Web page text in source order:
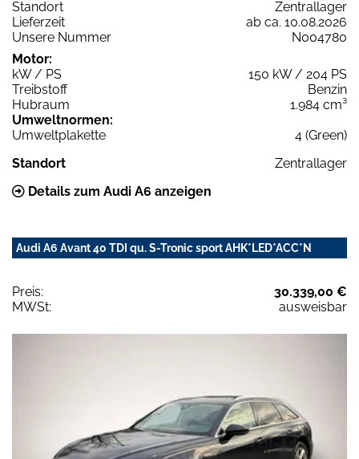
Standort
Zentrallager
Lieferzeit
ab ca. 10.08.2026
Unsere Nummer
N004780
Motor:
kW / PS
150 kW / 204 PS
Treibstoff
Benzin
Hubraum
1.984 cm³
Umweltnormen:
Umweltplakette
4 (Green)
Standort
Zentrallager
Details zum Audi A6 anzeigen
Audi A6 Avant 40 TDI qu. S-Tronic sport AHK*LED*ACC*N
Preis:
30.339,00 €
MWSt:
ausweisbar